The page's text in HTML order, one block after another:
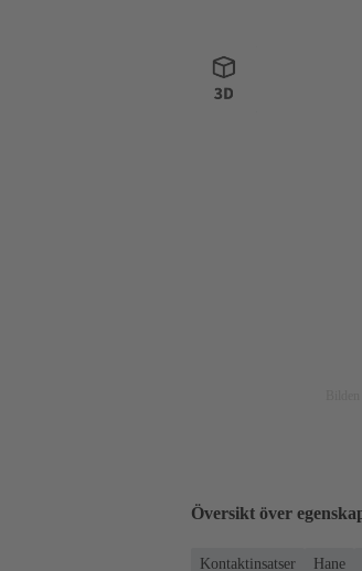
Översikt över
Kontaktinsatser Hane